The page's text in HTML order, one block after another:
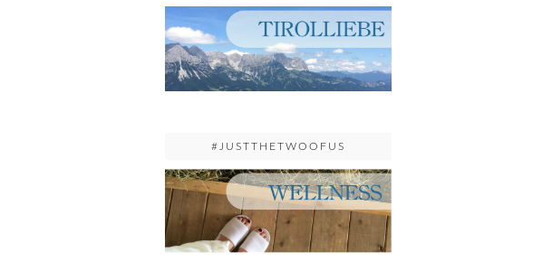
#JUSTTHETWOOFUS